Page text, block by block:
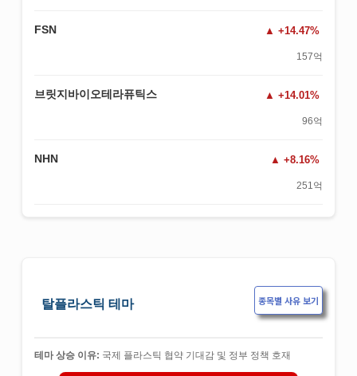
FSN +14.47%
157억
브릿지바이오테라퓨틱스 +14.01%
96억
NHN +8.16%
251억
탈플라스틱 테마 종목별 사유 보기
테마 상승 이유: 국제 플라스틱 협약 기대감 및 정부 정책 호재